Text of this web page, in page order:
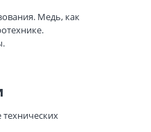
Медь, как